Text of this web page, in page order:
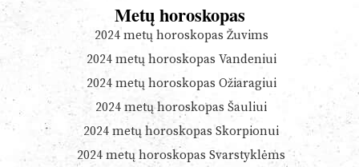
Metų horoskopas
2024 metų horoskopas Žuvims
2024 metų horoskopas Vandeniui
2024 metų horoskopas Ožiaragiui
2024 metų horoskopas Šauliui
2024 metų horoskopas Skorpionui
2024 metų horoskopas Svarstyklėms